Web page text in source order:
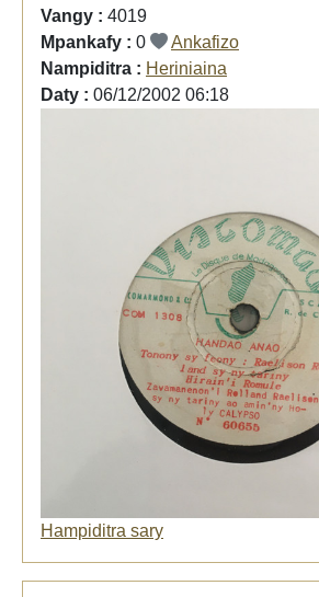
Vangy : 4019
Mpankafy : 0
Ankafizo
Nampiditra : Heriniaina
Daty : 06/12/2002 06:18
Hampiditra sary